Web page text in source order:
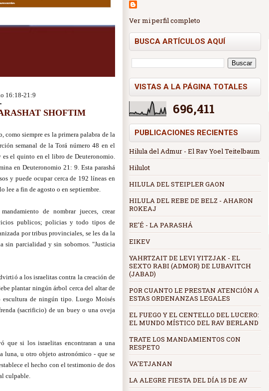
16:18-21:9
-
SHOFTIM
semanal de la Torá número 48 en el
el quinto en el libro de Deuteronomio.
en Deuteronomio 21: 9. Esta parashá
y puede ocupar cerca de 192 líneas en
lee a fin de agosto o en septiembre.
de nombrar jueces, crear
publicos; policias y todo tipos de
por tribus provinciales, se les da la
sin parcialidad y sin sobornos. "Justicia
a los israelitas contra la creación de
plantar ningún árbol cerca del altar de
escultura de ningún tipo. Luego Moisés
(sacrificio) de un buey o una oveja
que si los israelitas encontraran a una
luna, u otro objeto astronómico - que se
el hecho con el testimonio de dos
culpable.
Ver mi perfil completo
BUSCA ARTÍCULOS AQUÍ
VISTAS A LA PÁGINA TOTALES
696,411
PUBLICACIONES RECIENTES
Hilula del Admur - El Rav Yoel Teitelbaum
Hilulot
HILULA DEL STEIPLER GAON
HILULA DEL REBE DE BELZ - AHARON
ROKEAJ
RE'É - LA PARASHÁ
EIKEV
YAHRTZAIT DE LEVI YITZJAK - EL
SEXTO RABI (ADMOR) DE LUBAVITCH
(JABAD)
POR CUANTO LE PRESTAN ATENCIÓN A
ESTAS ORDENANZAS LEGALES
EL FUEGO Y EL CENTELLO DEL LUCERO:
EL MUNDO MÍSTICO DEL RAV BERLAND
TRATE LOS MANDAMIENTOS CON
RESPETO
VA'ETJANAN
LA ALEGRE FIESTA DEL DÍA 15 DE AV